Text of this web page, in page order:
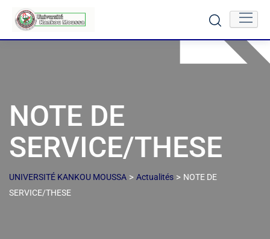
NOTE DE
SERVICE/THESE
UNIVERSITÉ KANKOU MOUSSA > Actualités > NOTE DE
SERVICE/THESE